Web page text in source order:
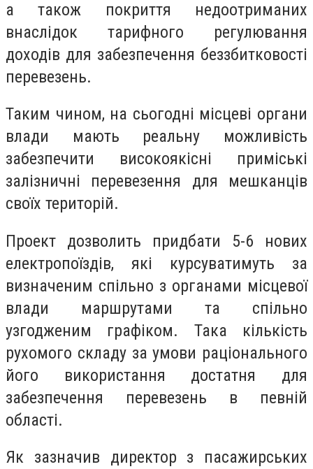
а також покриття недоотриманих
внаслідок тарифного регулювання
доходів для забезпечення беззбитковості
перевезень.
Таким чином, на сьогодні місцеві органи
влади мають реальну можливість
забезпечити високоякісні приміські
залізничні перевезення для мешканців
своїх територій.
Проект дозволить придбати 5-6 нових
електропоїздів, які курсуватимуть за
визначеним спільно з органами місцевої
влади маршрутами та спільно
узгодженим графіком. Така кількість
рухомого складу за умови раціонального
його використання достатня для
забезпечення перевезень в певній
області.
Як зазначив директор з пасажирських